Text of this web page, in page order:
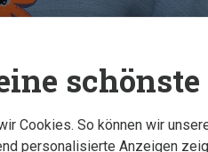
Cookies. So können wir
personalisierte Anzeigen